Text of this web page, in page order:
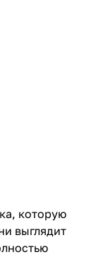
которую
выглядит